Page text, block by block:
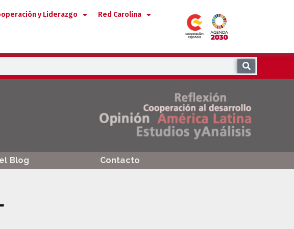
y Liderazgo Red Carolina
Blog Contacto